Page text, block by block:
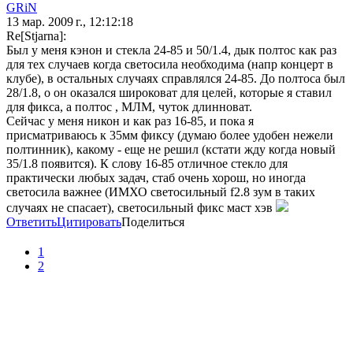
GRiN
13 мар. 2009 г., 12:12:18
Re[Stjarna]:
Был у меня кэнон и стекла 24-85 и 50/1.4, дык полтос как раз
для тех случаев когда светосила необходима (напр концерт в
клубе), в остальных случаях справлялся 24-85. До полтоса был
28/1.8, о он оказался широковат для целей, которые я ставил
для фикса, а полтос , МЛМ, чуток длинноват.
Сейчас у меня никон и как раз 16-85, и пока я
присматриваюсь к 35мм фиксу (думаю более удобен нежели
полтинник), какому - еще не решил (кстати жду когда новый
35/1.8 появится). К слову 16-85 отличное стекло для
практически любых задач, стаб очень хорош, но иногда
светосила важнее (ИМХО светосильный f2.8 зум в таких
случаях не спасает), светосильный фикс маст хэв
ОтветитьЦитироватьПоделиться
1
2